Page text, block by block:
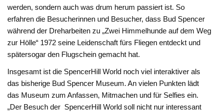
werden, sondern auch was drum herum passiert ist. So
erfahren die Besucherinnen und Besucher, dass Bud Spencer
während der Dreharbeiten zu „Zwei Himmelhunde auf dem Weg
zur Hölle“ 1972 seine Leidenschaft fürs Fliegen entdeckt und
spätersogar den Flugschein gemacht hat.
Insgesamt ist die SpencerHill World noch viel interaktiver als
das bisherige Bud Spencer Museum. An vielen Punkten lädt
das Museum zum Anfassen, Mitmachen und für Selfies ein.
„Der Besuch der SpencerHill World soll nicht nur interessant